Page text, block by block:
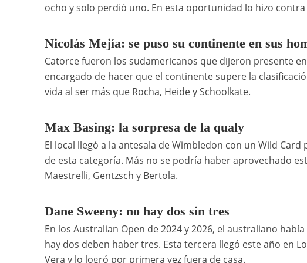
ocho y solo perdió uno. En esta oportunidad lo hizo
Nicolás Mejía: se puso su continente en sus
Catorce fueron los sudamericanos que dijeron presente
encargado de hacer que el continente supere la
vida al ser más que Rocha, Heide y Schoolkate.
Max Basing: la sorpresa de la qualy
El local llegó a la antesala de Wimbledon con un Wild
de esta categoría. Más no se podría haber aprovechado
Maestrelli, Gentzsch y Bertola.
Dane Sweeny: no hay dos sin tres
En los Australian Open de 2024 y 2026, el australiano
hay dos deben haber tres. Esta tercera llegó este año en
Vera y lo logró por primera vez fuera de casa.